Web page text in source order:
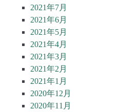
2021年7月
2021年6月
2021年5月
2021年4月
2021年3月
2021年2月
2021年1月
2020年12月
2020年11月